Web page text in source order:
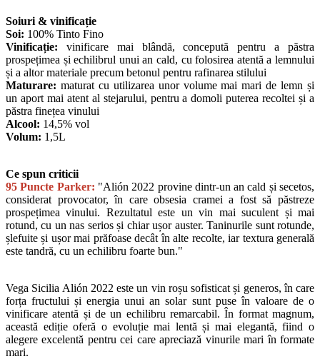
Soiuri & vinificație
Soi: 100% Tinto Fino
Vinificație: vinificare mai blândă, concepută pentru a păstra
prospețimea și echilibrul unui an cald, cu folosirea atentă a lemnului
și a altor materiale precum betonul pentru rafinarea stilului
Maturare: maturat cu utilizarea unor volume mai mari de lemn și
un aport mai atent al stejarului, pentru a domoli puterea recoltei și a
păstra finețea vinului
Alcool: 14,5% vol
Volum: 1,5L
Ce spun criticii
95 Puncte Parker: "Alión 2022 provine dintr-un an cald și secetos,
considerat provocator, în care obsesia cramei a fost să păstreze
prospețimea vinului. Rezultatul este un vin mai suculent și mai
rotund, cu un nas serios și chiar ușor auster. Taninurile sunt rotunde,
șlefuite și ușor mai prăfoase decât în alte recolte, iar textura generală
este tandră, cu un echilibru foarte bun."
Vega Sicilia Alión 2022 este un vin roșu sofisticat și generos, în care
forța fructului și energia unui an solar sunt puse în valoare de o
vinificare atentă și de un echilibru remarcabil. În format magnum,
această ediție oferă o evoluție mai lentă și mai elegantă, fiind o
alegere excelentă pentru cei care apreciază vinurile mari în formate
mari.